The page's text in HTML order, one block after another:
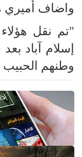
واضاف أميري
"تم نقل
إسلام آباد
وطنهم